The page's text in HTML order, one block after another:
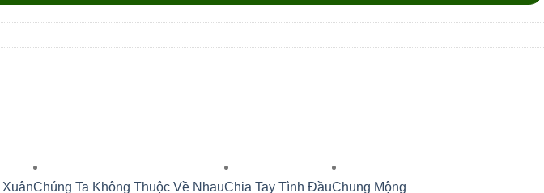
Chúng Ta Không Thuộc Về NhauChia Tay Tình ĐầuChung Mộng